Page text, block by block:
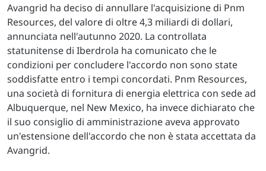
Avangrid ha deciso di annullare l'acquisizione di Pnm
Resources, del valore di oltre 4,3 miliardi di dollari,
annunciata nell'autunno 2020. La controllata
statunitense di Iberdrola ha comunicato che le
condizioni per concludere l'accordo non sono state
soddisfatte entro i tempi concordati. Pnm Resources,
una società di fornitura di energia elettrica con sede ad
Albuquerque, nel New Mexico, ha invece dichiarato che
il suo consiglio di amministrazione aveva approvato
un'estensione dell'accordo che non è stata accettata da
Avangrid.